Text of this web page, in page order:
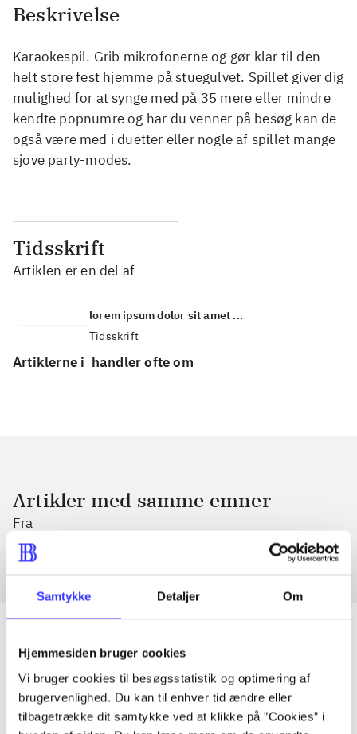
Samtykke Detaljer Om
Hjemmesiden bruger cookies
Vi bruger cookies til besøgsstatistik og optimering af
brugervenlighed. Du kan til enhver tid ændre eller
tilbagetrække dit samtykke ved at klikke på ”Cookies” i
Beskrivelse
Karaokespil. Grib mikrofonerne og gør klar til den
helt store fest hjemme på stuegulvet. Spillet giver dig
mulighed for at synge med på 35 mere eller mindre
kendte popnumre og har du venner på besøg kan de
også være med i duetter eller nogle af spillet mange
sjove party-modes.
Tidsskrift
Artiklen er en del af
lorem ipsum dolor sit amet ...
Tidsskrift
Artiklerne i handler ofte om
Artikler med samme emner
Fra
Artikler
Alle registrerede artikler fordelt på udgivelser